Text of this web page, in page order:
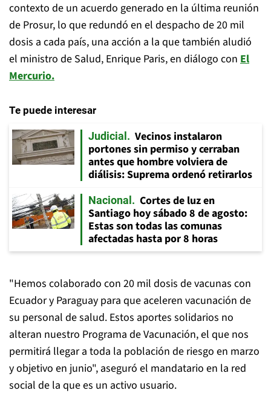
contexto de un acuerdo generado en la última reunión
de Prosur, lo que redundó en el despacho de 20 mil
dosis a cada país, una acción a la que también aludió
el ministro de Salud, Enrique Paris, en diálogo con El
Mercurio.
Te puede interesar
Judicial
Vecinos instalaron
portones sin permiso y cerraban
antes que hombre volviera de
diálisis: Suprema ordenó retirarlos
Nacional
Cortes de luz en
Santiago hoy sábado 8 de agosto:
Estas son todas las comunas
afectadas hasta por 8 horas
"Hemos colaborado con 20 mil dosis de vacunas con
Ecuador y Paraguay para que aceleren vacunación de
su personal de salud. Estos aportes solidarios no
alteran nuestro Programa de Vacunación, el que nos
permitirá llegar a toda la población de riesgo en marzo
y objetivo en junio", aseguró el mandatario en la red
social de la que es un activo usuario.